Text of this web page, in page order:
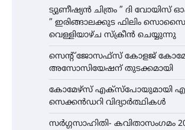
ട്യുണീഷ്യൻ ചിത്രം ” ദി വോയിസ്
” ഇരിങ്ങാലക്കുട ഫിലിം
വെള്ളിയാഴ്ച സ്‌ക്രീൻ ചെയ്യുന്നു
സെന്റ് ജോസഫ്സ് കോളജ്
അസോസിയേഷന് തുടക്കമായി
കോമേഴ്സ് എക്സ്പോയുമായി
സെക്കൻഡറി വിദ്യാർത്ഥികൾ
സർഗ്ഗസാഹിതി- കവിതാസംഗമം